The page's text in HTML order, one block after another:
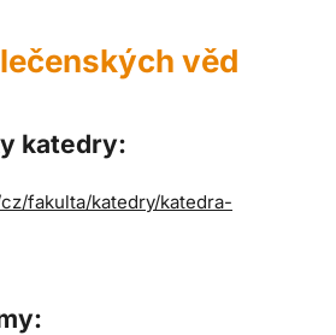
věd
katedry:
fakulta/katedry/katedra-